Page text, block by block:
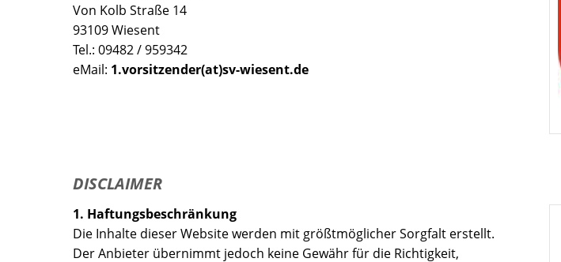
Von Kolb Straße 14
93109 Wiesent
Tel.: 09482 / 959342
eMail: 1.vorsitzender(at)sv-wiesent.de
DISCLAIMER
1. Haftungsbeschränkung
Die Inhalte dieser Website werden mit größtmöglicher Sorgfalt erstellt.
Der Anbieter übernimmt jedoch keine Gewähr für die Richtigkeit,